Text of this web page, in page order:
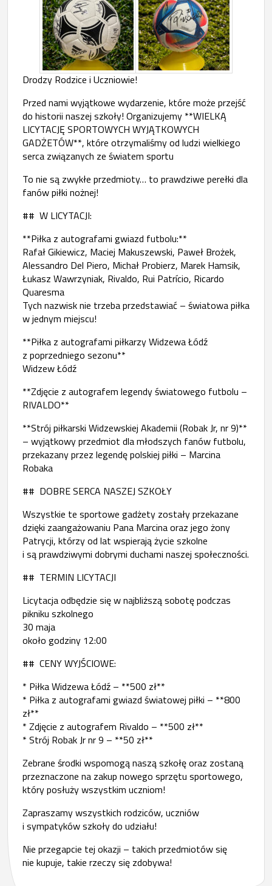
Drodzy Rodzice i Uczniowie!
Przed nami wyjątkowe wydarzenie, które może przejść
do historii naszej szkoły! Organizujemy **WIELKĄ
LICYTACJĘ SPORTOWYCH WYJĄTKOWYCH
GADŻETÓW**, które otrzymaliśmy od ludzi wielkiego
serca związanych ze światem sportu
To nie są zwykłe przedmioty… to prawdziwe perełki dla
fanów piłki nożnej!
## W LICYTACJI:
**Piłka z autografami gwiazd futbolu:**
Rafał Gikiewicz, Maciej Makuszewski, Paweł Brożek,
Alessandro Del Piero, Michał Probierz, Marek Hamsik,
Łukasz Wawrzyniak, Rivaldo, Rui Patrício, Ricardo
Quaresma
Tych nazwisk nie trzeba przedstawiać – światowa piłka
w jednym miejscu!
**Piłka z autografami piłkarzy Widzewa Łódź
z poprzedniego sezonu**
Widzew Łódź
**Zdjęcie z autografem legendy światowego futbolu –
RIVALDO**
**Strój piłkarski Widzewskiej Akademii (Robak Jr, nr 9)**
– wyjątkowy przedmiot dla młodszych fanów futbolu,
przekazany przez legendę polskiej piłki – Marcina
Robaka
## DOBRE SERCA NASZEJ SZKOŁY
Wszystkie te sportowe gadżety zostały przekazane
dzięki zaangażowaniu Pana Marcina oraz jego żony
Patrycji, którzy od lat wspierają życie szkolne
i są prawdziwymi dobrymi duchami naszej społeczności.
## TERMIN LICYTACJI
Licytacja odbędzie się w najbliższą sobotę podczas
pikniku szkolnego
30 maja
około godziny 12:00
## CENY WYJŚCIOWE:
* Piłka Widzewa Łódź – **500 zł**
* Piłka z autografami gwiazd światowej piłki – **800
zł**
* Zdjęcie z autografem Rivaldo – **500 zł**
* Strój Robak Jr nr 9 – **50 zł**
Zebrane środki wspomogą naszą szkołę oraz zostaną
przeznaczone na zakup nowego sprzętu sportowego,
który posłuży wszystkim uczniom!
Zapraszamy wszystkich rodziców, uczniów
i sympatyków szkoły do udziału!
Nie przegapcie tej okazji – takich przedmiotów się
nie kupuje, takie rzeczy się zdobywa!